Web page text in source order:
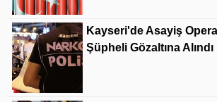
Kayseri'de Asayiş
Şüpheli Gözaltına Alındı